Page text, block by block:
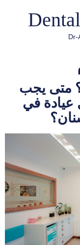
Dr-
متى يجب
عيادة في